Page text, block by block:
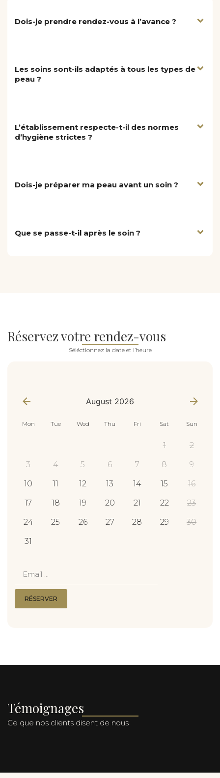
Dois-je prendre rendez-vous à l’avance ?
Les soins sont-ils adaptés à tous les types de
peau ?
L’établissement respecte-t-il des normes
d’hygiène strictes ?
Dois-je préparer ma peau avant un soin ?
Que se passe-t-il après le soin ?
Réservez votre rendez-vous
Séléctionnez la date et l’heure
August 2026
Mon Tue Wed Thu Fri Sat Sun
1 2
3 4 5 6 7 8 9
10 11 12 13 14 15 16
17 18 19 20 21 22 23
24 25 26 27 28 29 30
31
RÉSERVER
Témoignages
Ce que nos clients disent de nous